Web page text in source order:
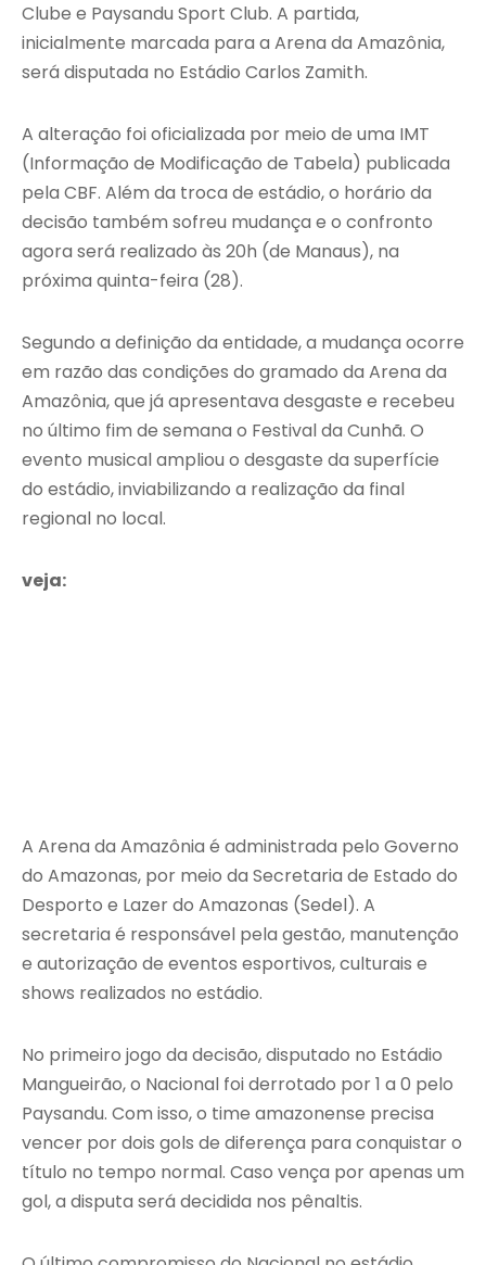
Clube e Paysandu Sport Club. A partida,
inicialmente marcada para a Arena da Amazônia,
será disputada no Estádio Carlos Zamith.
A alteração foi oficializada por meio de uma IMT
(Informação de Modificação de Tabela) publicada
pela CBF. Além da troca de estádio, o horário da
decisão também sofreu mudança e o confronto
agora será realizado às 20h (de Manaus), na
próxima quinta-feira (28).
Segundo a definição da entidade, a mudança ocorre
em razão das condições do gramado da Arena da
Amazônia, que já apresentava desgaste e recebeu
no último fim de semana o Festival da Cunhã. O
evento musical ampliou o desgaste da superfície
do estádio, inviabilizando a realização da final
regional no local.
veja:
A Arena da Amazônia é administrada pelo Governo
do Amazonas, por meio da Secretaria de Estado do
Desporto e Lazer do Amazonas (Sedel). A
secretaria é responsável pela gestão, manutenção
e autorização de eventos esportivos, culturais e
shows realizados no estádio.
No primeiro jogo da decisão, disputado no Estádio
Mangueirão, o Nacional foi derrotado por 1 a 0 pelo
Paysandu. Com isso, o time amazonense precisa
vencer por dois gols de diferença para conquistar o
título no tempo normal. Caso vença por apenas um
gol, a disputa será decidida nos pênaltis.